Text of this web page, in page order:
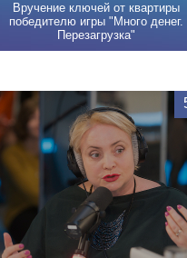
Вручение ключей от квартиры
победителю игры "Много денег.
Перезагрузка"